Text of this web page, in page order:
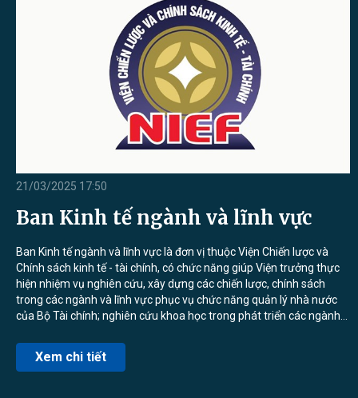
21/03/2025 17:50
Ban Kinh tế ngành và lĩnh vực
Ban Kinh tế ngành và lĩnh vực là đơn vị thuộc Viện Chiến lược và
Chính sách kinh tế - tài chính, có chức năng giúp Viện trưởng thực
hiện nhiệm vụ nghiên cứu, xây dựng các chiến lược, chính sách
trong các ngành và lĩnh vực phục vụ chức năng quản lý nhà nước
của Bộ Tài chính; nghiên cứu khoa học trong phát triển các ngành
Xem chi tiết